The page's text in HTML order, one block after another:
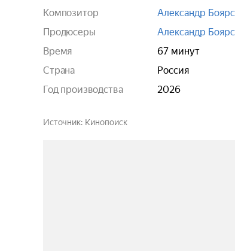
Композитор
Александр
Продюсеры
Александр
Время
67 минут
Страна
Россия
Год производства
2026
Источник Кинопоиск